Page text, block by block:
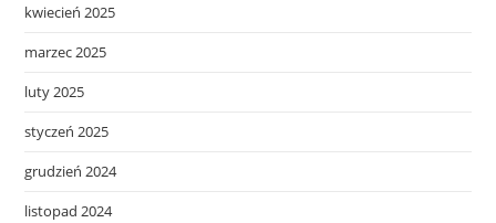
kwiecień 2025
marzec 2025
luty 2025
styczeń 2025
grudzień 2024
listopad 2024